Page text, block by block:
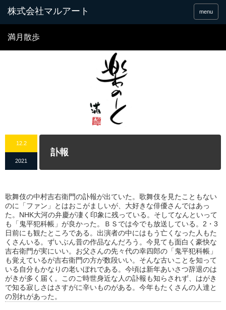
menu
満月散歩
12.2
2021
訃報
歌舞伎の中村吉右衛門の訃報が出ていた。歌舞伎を見たこともない
のに「ファン」とはおこがましいが、大好きな俳優さんではあっ
た。NHK大河の弁慶が凄く印象に残っている。そしてなんといって
も「鬼平犯科帳」が良かった。ＢＳでは今でも放送している。2・3
日前にも観たところである。出演者の中にはもう亡くなった人もた
くさんいる。ずいぶん昔の作品なんだろう。今見ても面白く豪快な
吉右衛門が実にいい。お父さんの先々代の幸四郎の「鬼平犯科帳」
も覚えているが吉右衛門の方が数段いい。そんな古いことを知って
いる自分もかなりの老いぼれである。今頃は新年あいさつ辞退のは
がきが多く届く。このご時世身近な人の訃報も知らされず、はがき
で知る寂しさはさすがに辛いものがある。今年もたくさんの人達と
の別れがあった。